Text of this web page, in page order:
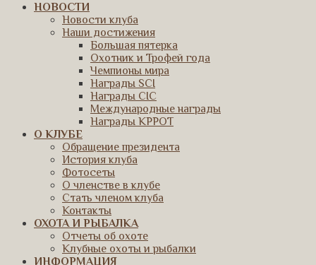
НОВОСТИ
Новости клуба
Наши достижения
Большая пятерка
Охотник и Трофей года
Чемпионы мира
Награды SCI
Награды CIC
Международные награды
Награды КРРОТ
О КЛУБЕ
Обращение президента
История клуба
Фотосеты
О членстве в клубе
Стать членом клуба
Контакты
ОХОТА И РЫБАЛКА
Отчеты об охоте
Клубные охоты и рыбалки
ИНФОРМАЦИЯ